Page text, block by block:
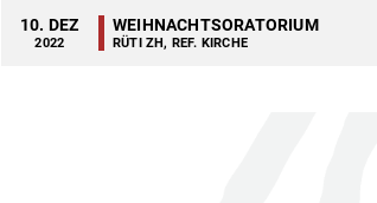
10. DEZ
2022
WEIHNACHTSORATORIUM
RÜTI ZH, REF. KIRCHE